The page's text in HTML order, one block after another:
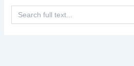
Search
for: